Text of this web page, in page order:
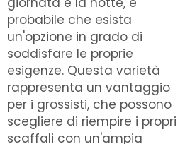
probabile che esista
un'opzione in grado di
soddisfare le proprie
esigenze. Questa varietà
rappresenta un vantaggio
per i grossisti, che possono
scegliere di riempire i propri
scaffali con un'ampia